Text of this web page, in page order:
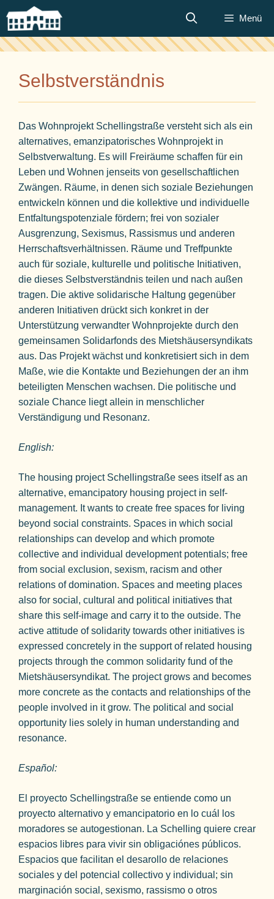
Inhalt
springen
Menü
Selbstverständnis
Das Wohnprojekt Schellingstraße versteht sich als ein
alternatives, emanzipatorisches Wohnprojekt in
Selbstverwaltung. Es will Freiräume schaffen für ein
Leben und Wohnen jenseits von gesellschaftlichen
Zwängen. Räume, in denen sich soziale Beziehungen
entwickeln können und die kollektive und individuelle
Entfaltungspotenziale fördern; frei von sozialer
Ausgrenzung, Sexismus, Rassismus und anderen
Herrschaftsverhältnissen. Räume und Treffpunkte
auch für soziale, kulturelle und politische Initiativen,
die dieses Selbstverständnis teilen und nach außen
tragen. Die aktive solidarische Haltung gegenüber
anderen Initiativen drückt sich konkret in der
Unterstützung verwandter Wohnprojekte durch den
gemeinsamen Solidarfonds des Mietshäusersyndikats
aus. Das Projekt wächst und konkretisiert sich in dem
Maße, wie die Kontakte und Beziehungen der an ihm
beteiligten Menschen wachsen. Die politische und
soziale Chance liegt allein in menschlicher
Verständigung und Resonanz.
English:
The housing project Schellingstraße sees itself as an
alternative, emancipatory housing project in self-
management. It wants to create free spaces for living
beyond social constraints. Spaces in which social
relationships can develop and which promote
collective and individual development potentials; free
from social exclusion, sexism, racism and other
relations of domination. Spaces and meeting places
also for social, cultural and political initiatives that
share this self-image and carry it to the outside. The
active attitude of solidarity towards other initiatives is
expressed concretely in the support of related housing
projects through the common solidarity fund of the
Mietshäusersyndikat. The project grows and becomes
more concrete as the contacts and relationships of the
people involved in it grow. The political and social
opportunity lies solely in human understanding and
resonance.
Español:
El proyecto Schellingstraße se entiende como un
proyecto alternativo y emancipatorio en lo cuál los
moradores se autogestionan. La Schelling quiere crear
espacios libres para vivir sin obligaciónes públicos.
Espacios que facilitan el desarollo de relaciones
sociales y del potencial collectivo y individual; sin
marginación social, sexismo, rassismo o otros